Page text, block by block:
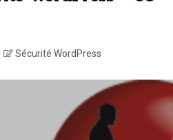
Sécurité WordPress